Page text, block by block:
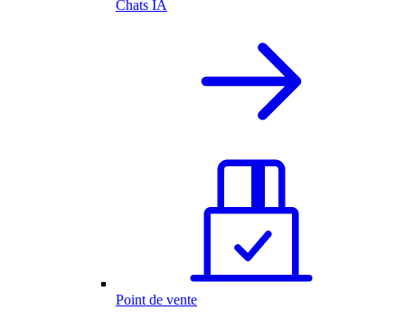
Chats IA
Point de vente